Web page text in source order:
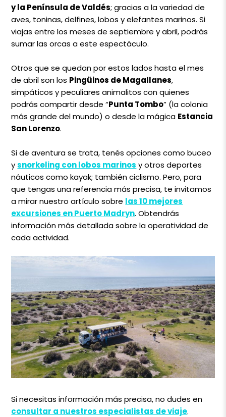
y la Península de Valdés; gracias a la variedad de
aves, toninas, delfines, lobos y elefantes marinos. Si
viajas entre los meses de septiembre y abril, podrás
sumar las orcas a este espectáculo.
Otros que se quedan por estos lados hasta el mes
de abril son los Pingüinos de Magallanes,
simpáticos y peculiares animalitos con quienes
podrás compartir desde “Punta Tombo” (la colonia
más grande del mundo) o desde la mágica Estancia
San Lorenzo.
Si de aventura se trata, tenés opciones como buceo
ysnorkeling con lobos marinos y otros deportes
náuticos como kayak; también ciclismo. Pero, para
que tengas una referencia más precisa, te invitamos
a mirar nuestro artículo sobre las 10 mejores
excursiones en Puerto Madryn. Obtendrás
información más detallada sobre la operatividad de
cada actividad.
Si necesitas información más precisa, no dudes en
consultar a nuestros especialistas de viaje.